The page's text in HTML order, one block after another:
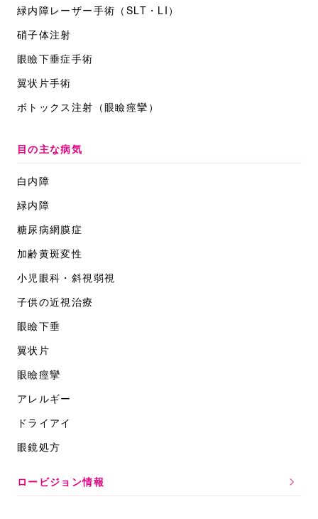
緑内障レーザー手術 （SLT・LI）
硝子体注射
眼瞼下垂症手術
翼状片手術
ボトックス注射 （眼瞼痙攣）
目の主な病気
白内障
緑内障
糖尿病網膜症
加齢黄斑変性
小児眼科・斜視弱視
子供の近視治療
眼瞼下垂
翼状片
眼瞼痙攣
アレルギー
ドライアイ
眼鏡処方
ロービジョン情報